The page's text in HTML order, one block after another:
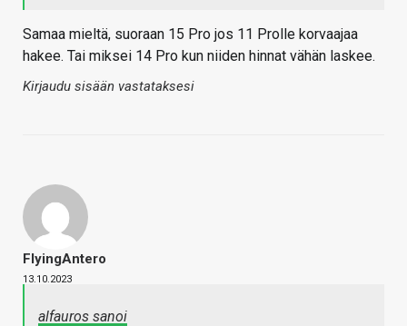
Samaa mieltä, suoraan 15 Pro jos 11 Prolle korvaajaa
hakee. Tai miksei 14 Pro kun niiden hinnat vähän laskee.
Kirjaudu sisään vastataksesi
FlyingAntero
13.10.2023
alfauros sanoi